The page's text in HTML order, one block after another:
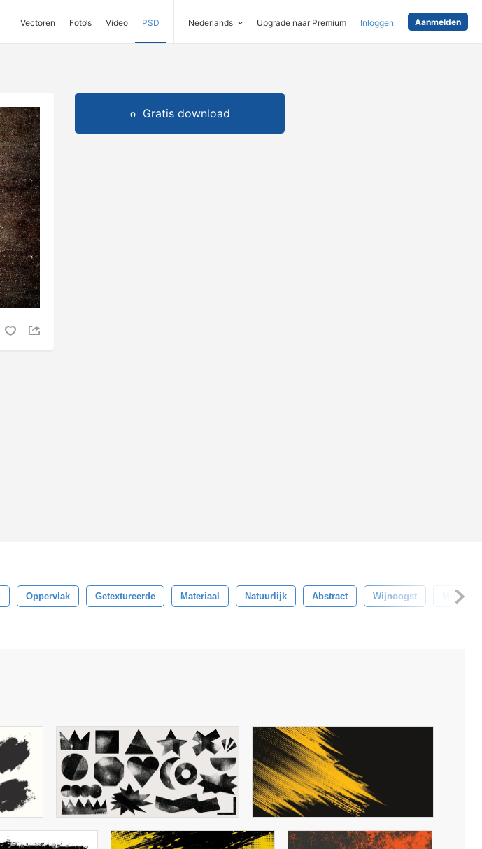
Vectoren Foto‘s Video PSD Nederlands Upgrade naar Premium Inloggen Aanmelden
Gratis download
Oppervlak Getextureerde Materiaal Natuurlijk Abstract Wijnoogst Muur